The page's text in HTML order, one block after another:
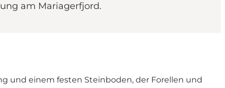
am Mariagerfjord.
und einem festen Steinboden, der Forellen und